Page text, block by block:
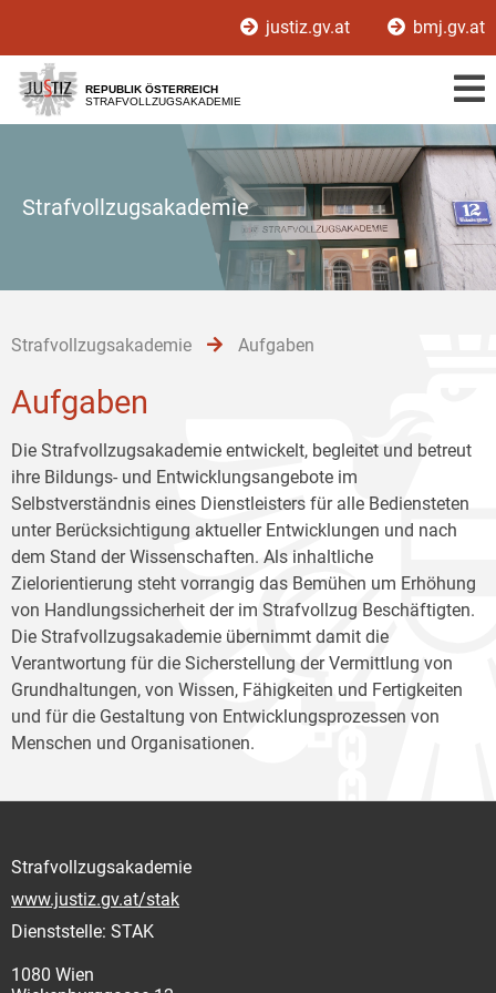
[1]
[2]
[3]
justiz.gv.at bmj.gv.at
REPUBLIK ÖSTERREICH
STRAFVOLLZUGSAKADEMIE
Strafvollzugsakademie
Strafvollzugsakademie Aufgaben
Aufgaben
Die Strafvollzugsakademie entwickelt, begleitet und betreut
ihre Bildungs- und Entwicklungsangebote im
Selbstverständnis eines Dienstleisters für alle Bediensteten
unter Berücksichtigung aktueller Entwicklungen und nach
dem Stand der Wissenschaften. Als inhaltliche
Zielorientierung steht vorrangig das Bemühen um Erhöhung
von Handlungssicherheit der im Strafvollzug Beschäftigten.
Die Strafvollzugsakademie übernimmt damit die
Verantwortung für die Sicherstellung der Vermittlung von
Grundhaltungen, von Wissen, Fähigkeiten und Fertigkeiten
und für die Gestaltung von Entwicklungsprozessen von
Menschen und Organisationen.
Strafvollzugsakademie
www.justiz.gv.at/stak
Dienststelle: STAK
1080 Wien